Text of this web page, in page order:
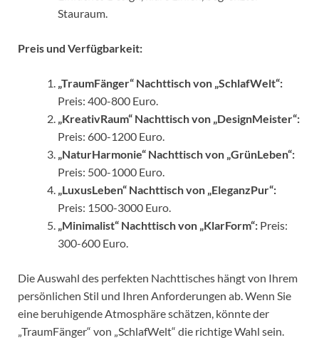
Stauraum.
Preis und Verfügbarkeit:
„TraumFänger“ Nachttisch von „SchlafWelt“:
Preis: 400-800 Euro.
„KreativRaum“ Nachttisch von „DesignMeister“:
Preis: 600-1200 Euro.
„NaturHarmonie“ Nachttisch von „GrünLeben“:
Preis: 500-1000 Euro.
„LuxusLeben“ Nachttisch von „EleganzPur“:
Preis: 1500-3000 Euro.
„Minimalist“ Nachttisch von „KlarForm“: Preis:
300-600 Euro.
Die Auswahl des perfekten Nachttisches hängt von Ihrem
persönlichen Stil und Ihren Anforderungen ab. Wenn Sie
eine beruhigende Atmosphäre schätzen, könnte der
„TraumFänger“ von „SchlafWelt“ die richtige Wahl sein.